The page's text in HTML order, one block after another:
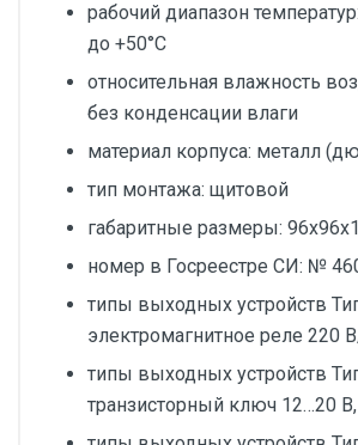
рабочий диапазон
до +50°С
относительная влажность
без конденсации влаги
материал корпуса: металл
тип монтажа: щитовой
габаритные размеры:
номер в Госреестре СИ: №
типы выходных устройств
электромагнитное реле 220
типы выходных устройств
транзисторный ключ 12…20